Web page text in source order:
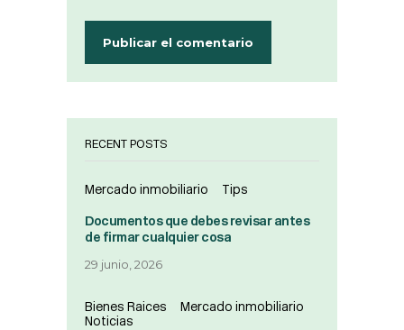
RECENT POSTS
Mercado inmobiliario Tips
Documentos que debes revisar antes
de firmar cualquier cosa
29 junio, 2026
Bienes Raices
Mercado inmobiliario
Noticias